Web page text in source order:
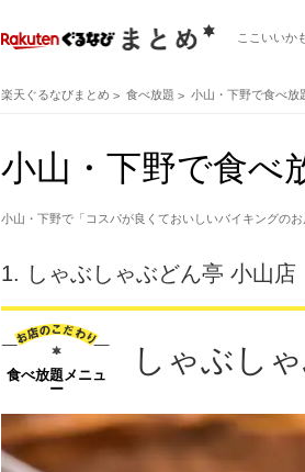
ここいいか
楽天ぐるなびまとめ 食べ放題 小山・下野で食べ放
小山・下野で食べ
小山・下野で「コスパが良くておいしいバイキングの
1. しゃぶしゃぶどん亭 小山店
食べ放題メニュ
ー
しゃぶし